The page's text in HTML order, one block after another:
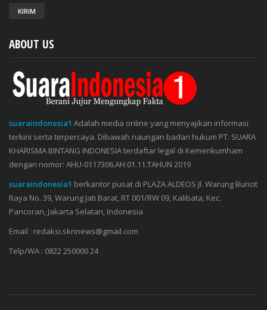
ABOUT US
suaraindonesia1 Adalah media online yang menyajikan informasi
terkini serta terpercaya. Dibawah naungan badan hukum PT. SUARA
KHARISMA BINTANG INDONESIA terdaftar legal di Kemenkumham
dengan nomor: AHU-0117306.AH.01.11.TAHUN 2019
suaraindonesia1 berkantor pusat di PLAZA ALDEOS Jl. Warung Buncit
Raya No. 39, Warung Jati Barat, RT 001/RW 09, Kalibata, Kec.
Pancoran, Jakarta Selatan, Indonesia
Email : redaksi.skrinews@gmail.com
Telp/WA : 0822 250000 24